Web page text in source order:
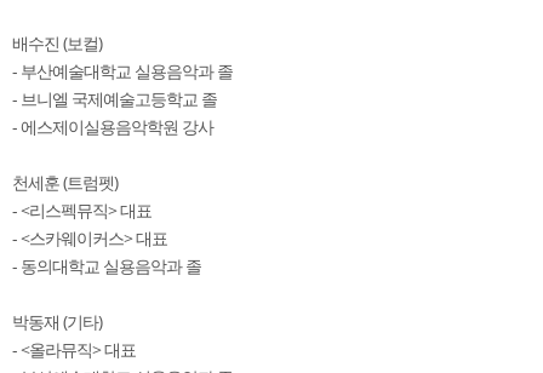
배수진 (보컬)
- 부산예술대학교 실용음악과 졸
- 브니엘 국제예술고등학교 졸
- 에스제이실용음악학원 강사
천세훈 (트럼펫)
- <리스펙뮤직> 대표
- <스카웨이커스> 대표
- 동의대학교 실용음악과 졸
박동재 (기타)
- <올라뮤직> 대표